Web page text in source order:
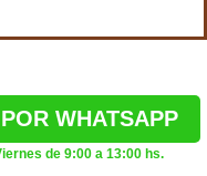
WHATSAPP
de 9:00 a 13:00 hs.